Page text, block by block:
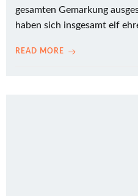
gesamten Gemarkung
haben sich insgesamt elf
READ MORE